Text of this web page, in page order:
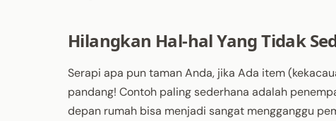
Hilangkan Hal-hal Yang Tidak
Serapi apa pun taman Anda, jika Ada item
pandang! Contoh paling sederhana adalah
depan rumah bisa menjadi sangat mengganggu